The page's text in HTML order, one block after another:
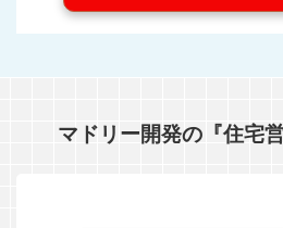
マドリー開発の『住宅